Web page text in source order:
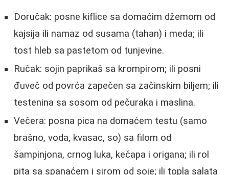
Doručak: posne kiflice sa domaćim džemom od
kajsija ili namaz od susama (tahan) i meda; ili
tost hleb sa pastetom od tunjevine.
Ručak: sojin paprikaš sa krompirom; ili posni
đuveč od povrća zapečen sa začinskim biljem; ili
testenina sa sosom od pečuraka i maslina.
Večera: posna pica na domaćem testu (samo
brašno, voda, kvasac, so) sa filom od
šampinjona, crnog luka, kečapa i origana; ili rol
pita sa spanaćem i sirom od soje; ili topla salata